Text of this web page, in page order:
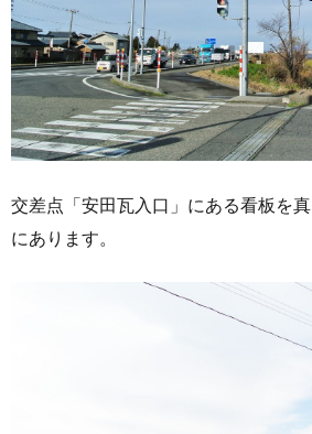
交差点「安田瓦入口」にある看板を
にあります。